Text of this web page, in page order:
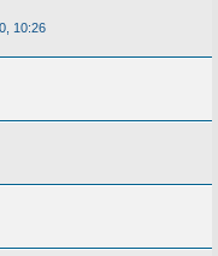
10:26